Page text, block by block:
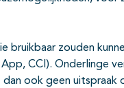
bruikbaar zouden
CCI). Onderlinge
ook geen uitspraak